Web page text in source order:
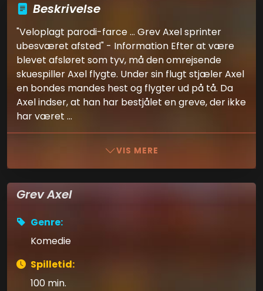
Beskrivelse
"Veloplagt parodi-farce ... Grev Axel sprinter
ubesværet afsted" - Information Efter at være
blevet afsløret som tyv, må den omrejsende
skuespiller Axel flygte. Under sin flugt stjæler Axel
en bondes mandes hest og flygter ud på tå. Da
Axel indser, at han har bestjålet en greve, der ikke
har været ...
VIS MERE
Grev Axel
Genre:
Komedie
Spilletid:
100 min.